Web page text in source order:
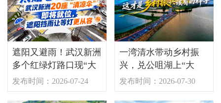
遮阳又避雨！武汉新洲
多个红绿灯路口现“大
伞”
发布时间：2026-07-24
一湾清水带动乡村振
兴，兑公咀湖上“大
分”！
发布时间：2026-07-30